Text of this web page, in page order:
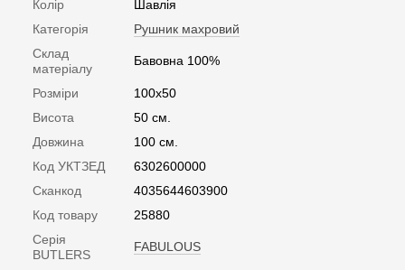
Колір
Шавлія
Категорія
Рушник махровий
Склад
матеріалу
Бавовна 100%
Розміри
100х50
Висота
50 см.
Довжина
100 см.
Код УКТЗЕД
6302600000
Сканкод
4035644603900
Код товару
25880
Серія
BUTLERS
FABULOUS